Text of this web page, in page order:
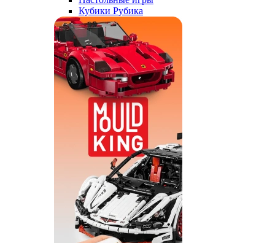
Кубики Рубика